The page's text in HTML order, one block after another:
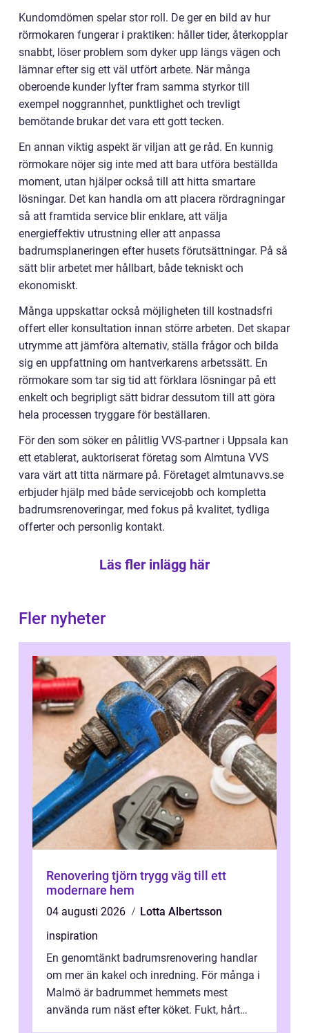
Kundomdömen spelar stor roll. De ger en bild av hur
rörmokaren fungerar i praktiken: håller tider, återkopplar
snabbt, löser problem som dyker upp längs vägen och
lämnar efter sig ett väl utfört arbete. När många
oberoende kunder lyfter fram samma styrkor till
exempel noggrannhet, punktlighet och trevligt
bemötande brukar det vara ett gott tecken.
En annan viktig aspekt är viljan att ge råd. En kunnig
rörmokare nöjer sig inte med att bara utföra beställda
moment, utan hjälper också till att hitta smartare
lösningar. Det kan handla om att placera rördragningar
så att framtida service blir enklare, att välja
energieffektiv utrustning eller att anpassa
badrumsplaneringen efter husets förutsättningar. På så
sätt blir arbetet mer hållbart, både tekniskt och
ekonomiskt.
Många uppskattar också möjligheten till kostnadsfri
offert eller konsultation innan större arbeten. Det skapar
utrymme att jämföra alternativ, ställa frågor och bilda
sig en uppfattning om hantverkarens arbetssätt. En
rörmokare som tar sig tid att förklara lösningar på ett
enkelt och begripligt sätt bidrar dessutom till att göra
hela processen tryggare för beställaren.
För den som söker en pålitlig VVS-partner i Uppsala kan
ett etablerat, auktoriserat företag som Almtuna VVS
vara värt att titta närmare på. Företaget almtunavvs.se
erbjuder hjälp med både servicejobb och kompletta
badrumsrenoveringar, med fokus på kvalitet, tydliga
offerter och personlig kontakt.
Läs fler inlägg här
Fler nyheter
Renovering tjörn trygg väg till ett
modernare hem
04 augusti 2026
Lotta Albertsson
inspiration
En genomtänkt badrumsrenovering handlar
om mer än kakel och inredning. För många i
Malmö är badrummet hemmets mest
använda rum näst efter köket. Fukt, hårt